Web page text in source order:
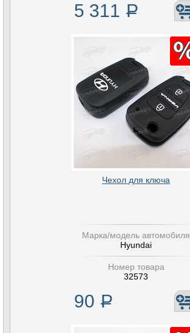
5 311 Р
Чехол для ключа
Марка/модель автомобиля
Hyundai
Номер товара
32573
90 Р